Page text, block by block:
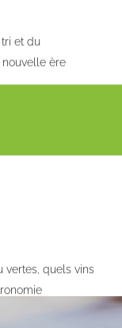
et du
ère
quels vins